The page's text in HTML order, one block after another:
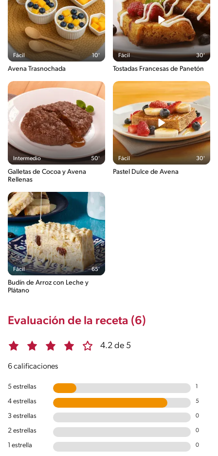
Fácil 10'
Avena Trasnochada
Fácil 30'
Tostadas Francesas de Panetón
Intermedio 50'
Galletas de Cocoa y Avena
Rellenas
Fácil 30'
Pastel Dulce de Avena
Fácil 65'
Budín de Arroz con Leche y
Plátano
Evaluación de la receta (6)
4.2 de 5
6 calificaciones
5 estrellas 1
4 estrellas 5
3 estrellas 0
2 estrellas 0
1 estrella 0